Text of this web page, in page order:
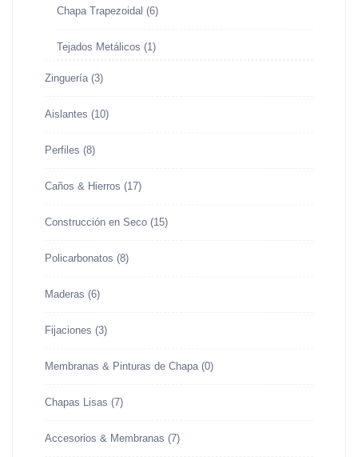
Chapa Trapezoidal (6)
Tejados Metálicos (1)
Zinguería (3)
Aislantes (10)
Perfiles (8)
Caños & Hierros (17)
Construcción en Seco (15)
Policarbonatos (8)
Maderas (6)
Fijaciones (3)
Membranas & Pinturas de Chapa (0)
Chapas Lisas (7)
Accesorios & Membranas (7)